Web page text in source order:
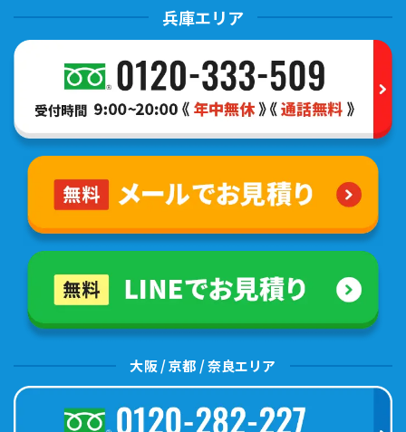
兵庫エリア
大阪 / 京都 / 奈良エリア